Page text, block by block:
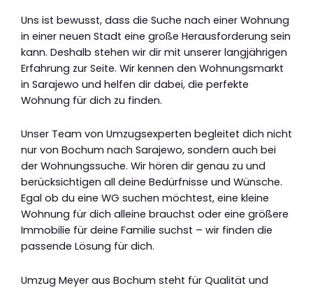
Uns ist bewusst, dass die Suche nach einer Wohnung
in einer neuen Stadt eine große Herausforderung sein
kann. Deshalb stehen wir dir mit unserer langjährigen
Erfahrung zur Seite. Wir kennen den Wohnungsmarkt
in Sarajewo und helfen dir dabei, die perfekte
Wohnung für dich zu finden.
Unser Team von Umzugsexperten begleitet dich nicht
nur von Bochum nach Sarajewo, sondern auch bei
der Wohnungssuche. Wir hören dir genau zu und
berücksichtigen all deine Bedürfnisse und Wünsche.
Egal ob du eine WG suchen möchtest, eine kleine
Wohnung für dich alleine brauchst oder eine größere
Immobilie für deine Familie suchst – wir finden die
passende Lösung für dich.
Umzug Meyer aus Bochum steht für Qualität und